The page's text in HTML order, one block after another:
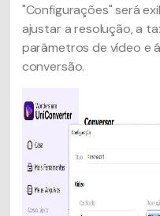
"Configurações" será
ajustar a resolução, a
parâmetros de vídeo e
conversão.